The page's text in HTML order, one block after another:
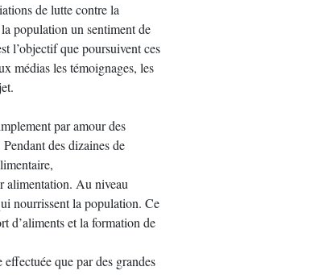
de lutte contre la
population un sentiment de
l’objectif que poursuivent ces
médias les témoignages, les
par amour des
des dizaines de
alimentation. Au niveau
nourrissent la population. Ce
d’aliments et la formation de
que par des grandes